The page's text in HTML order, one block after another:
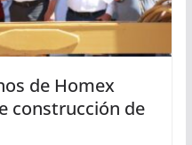
de Homex
construcción de